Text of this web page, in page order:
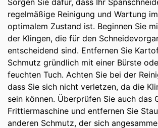
Sorgen Sie dafür, dass Ihr
regelmäßige Reinigung und Wartung
optimalem Zustand ist. Beginnen Sie
der Klingen, die für den
entscheidend sind. Entfernen Sie
Schmutz gründlich mit einer Bürste
feuchten Tuch. Achten Sie bei der
dass Sie sich nicht verletzen, da die
sein können. Überprüfen Sie auch das
Frittiermaschine und entfernen Sie
anderen Schmutz, der sich